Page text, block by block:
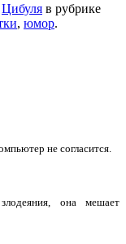
Цибуля в рубрике
, юмор.
не согласится.
она мешает